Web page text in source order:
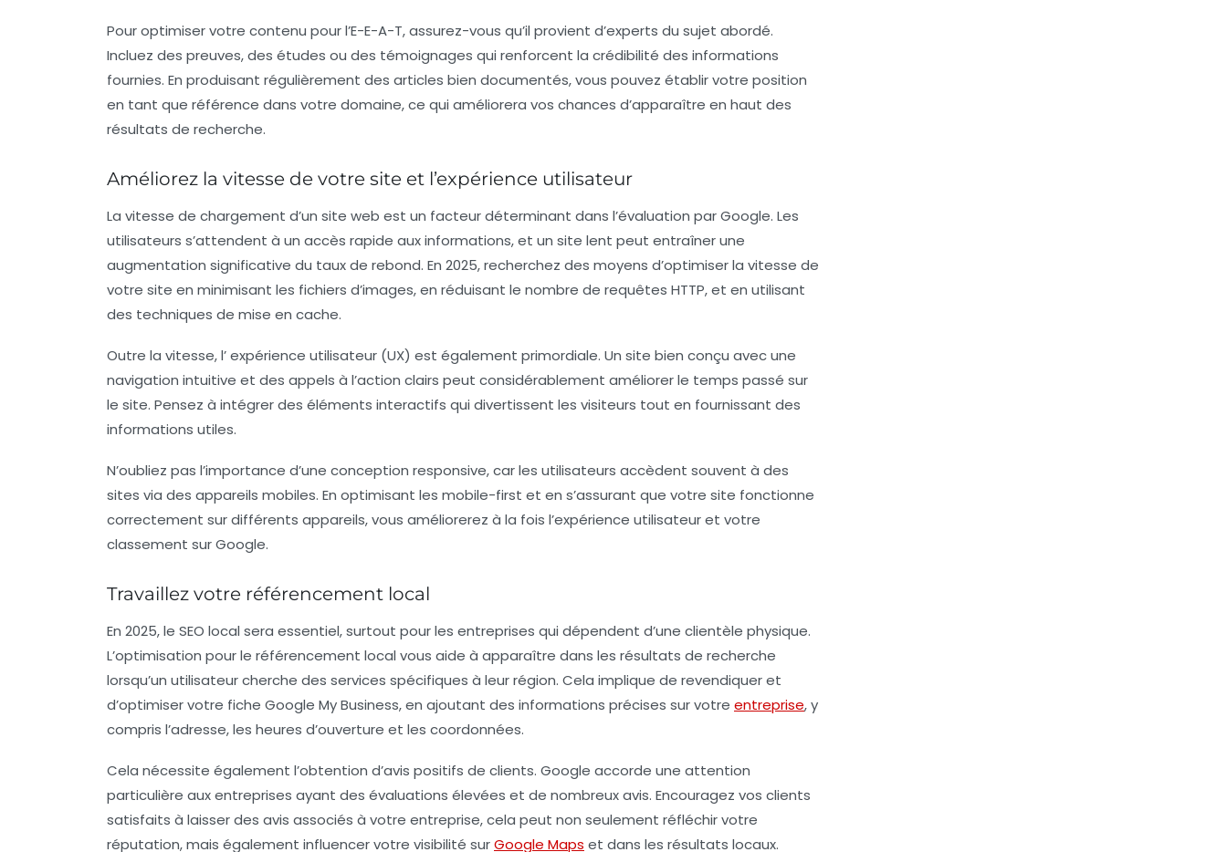
Pour optimiser votre contenu pour l’E-E-A-T, assurez-vous qu’il provient d’experts du sujet abordé.
Incluez des preuves, des études ou des témoignages qui renforcent la crédibilité des informations
fournies. En produisant régulièrement des articles bien documentés, vous pouvez établir votre position
en tant que référence dans votre domaine, ce qui améliorera vos chances d’apparaître en haut des
résultats de recherche.
Améliorez la vitesse de votre site et l’expérience utilisateur
La vitesse de chargement d’un site web est un facteur déterminant dans l’évaluation par Google. Les
utilisateurs s’attendent à un accès rapide aux informations, et un site lent peut entraîner une
augmentation significative du taux de rebond. En 2025, recherchez des moyens d’optimiser la vitesse de
votre site en minimisant les fichiers d’images, en réduisant le nombre de requêtes HTTP, et en utilisant
des techniques de mise en cache.
Outre la vitesse, l’expérience utilisateur (UX) est également primordiale. Un site bien conçu avec une
navigation intuitive et des appels à l’action clairs peut considérablement améliorer le temps passé sur
le site. Pensez à intégrer des éléments interactifs qui divertissent les visiteurs tout en fournissant des
informations utiles.
N’oubliez pas l’importance d’une conception responsive, car les utilisateurs accèdent souvent à des
sites via des appareils mobiles. En optimisant les mobile-first et en s’assurant que votre site fonctionne
correctement sur différents appareils, vous améliorerez à la fois l’expérience utilisateur et votre
classement sur Google.
Travaillez votre référencement local
En 2025, le SEO local sera essentiel, surtout pour les entreprises qui dépendent d’une clientèle physique.
L’optimisation pour le référencement local vous aide à apparaître dans les résultats de recherche
lorsqu’un utilisateur cherche des services spécifiques à leur région. Cela implique de revendiquer et
d’optimiser votre fiche Google My Business, en ajoutant des informations précises sur votre entreprise, y
compris l’adresse, les heures d’ouverture et les coordonnées.
Cela nécessite également l’obtention d’avis positifs de clients. Google accorde une attention
particulière aux entreprises ayant des évaluations élevées et de nombreux avis. Encouragez vos clients
satisfaits à laisser des avis associés à votre entreprise, cela peut non seulement réfléchir votre
réputation, mais également influencer votre visibilité surGoogle Maps et dans les résultats locaux.